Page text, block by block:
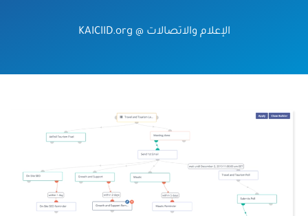
الإعلام والاتصالات @ KAICIID.org
الصورة